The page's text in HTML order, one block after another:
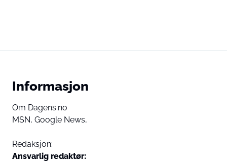
Informasjon
Om Dagens.no
MSN, Google News,
Redaksjon:
Ansvarlig redaktør: